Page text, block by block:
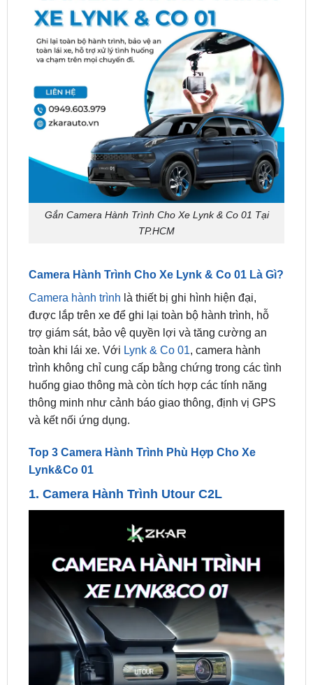
Gắn Camera Hành Trình Cho Xe Lynk & Co 01 Tại
TP.HCM
Camera Hành Trình Cho Xe Lynk & Co 01 Là Gì?
được lắp trên xe để ghi lại toàn bộ hành trình, hỗ
trợ giám sát, bảo vệ quyền lợi và tăng cường an
toàn khi lái xe. VớiLynk & Co 01, camera hành
trình không chỉ cung cấp bằng chứng trong các tình
huống giao thông mà còn tích hợp các tính năng
thông minh như cảnh báo giao thông, định vị GPS
và kết nối ứng dụng.
Top 3 Camera Hành Trình Phù Hợp Cho Xe
1.Camera Hành Trình Utour C2L